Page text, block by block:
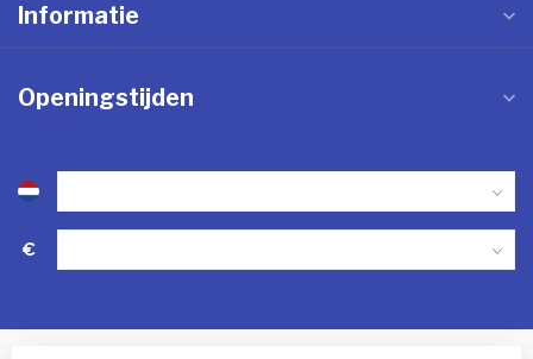
Informatie
Openingstijden
€